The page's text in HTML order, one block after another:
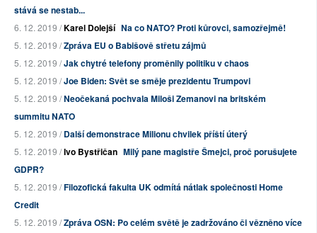
stává se nestab...
6. 12. 2019 /Karel Dolejší Na co NATO? Proti kůrovci, samozřejmě!
5. 12. 2019 /Zpráva EU o Babišově střetu zájmů
5. 12. 2019 /Jak chytré telefony proměnily politiku v chaos
5. 12. 2019 /Joe Biden: Svět se směje prezidentu Trumpovi
5. 12. 2019 /Neočekaná pochvala Miloši Zemanovi na britském
summitu NATO
5. 12. 2019 /Další demonstrace Milionu chvilek příští úterý
5. 12. 2019 /Ivo Bystřičan Milý pane magistře Šmejci, proč porušujete
GDPR?
5. 12. 2019 /Filozofická fakulta UK odmítá nátlak společnosti Home
Credit
5. 12. 2019 /Zpráva OSN: Po celém světě je zadržováno či vězněno více